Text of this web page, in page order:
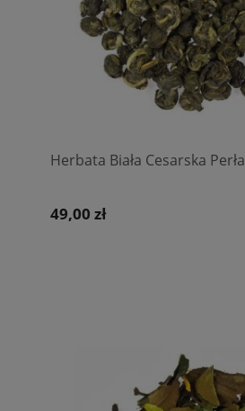
Herbata Biała Cesarska Perła
49,00 zł